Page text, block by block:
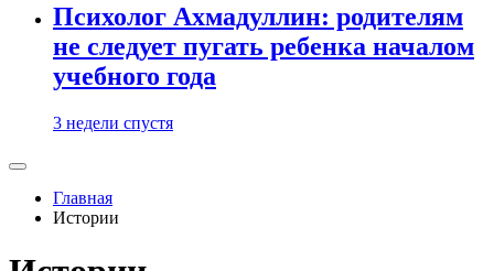
Психолог Ахмадуллин: родителям
не следует пугать ребенка началом
учебного года
3 недели спустя
Главная
Истории